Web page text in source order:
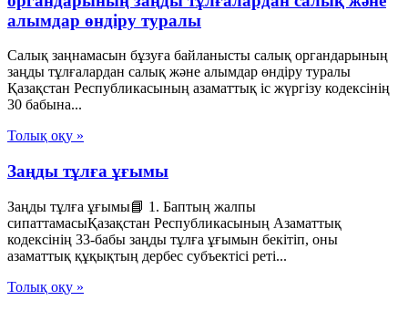
алымдар өндіру туралы
Салық заңнамасын бұзуға байланысты салық органдарының
заңды тұлғалардан салық және алымдар өндіру туралы
Қазақстан Республикасының азаматтық іс жүргізу кодексінің
30 бабына...
Толық оқу »
Заңды тұлға ұғымы
Заңды тұлға ұғымы📘 1. Баптың жалпы
сипаттамасыҚазақстан Республикасының Азаматтық
кодексінің 33-бабы заңды тұлға ұғымын бекітіп, оны
азаматтық құқықтың дербес субъектісі реті...
Толық оқу »